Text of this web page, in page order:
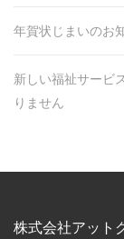
年賀状じまいのお
新しい福祉サービ
りません
株式会社アット